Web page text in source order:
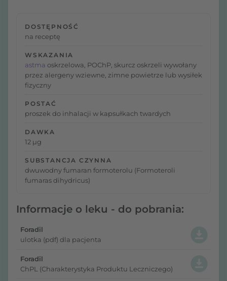
DOSTĘPNOŚĆ
na receptę
WSKAZANIA
astma oskrzelowa, POChP, skurcz oskrzeli wywołany
przez alergeny wziewne, zimne powietrze lub wysiłek
fizyczny
POSTAĆ
proszek do inhalacji w kapsułkach twardych
DAWKA
12 µg
SUBSTANCJA CZYNNA
dwuwodny fumaran formoterolu (Formoteroli
fumaras dihydricus)
Informacje o leku - do pobrania:
Foradil
ulotka (pdf) dla pacjenta
Foradil
ChPL (Charakterystyka Produktu Leczniczego)